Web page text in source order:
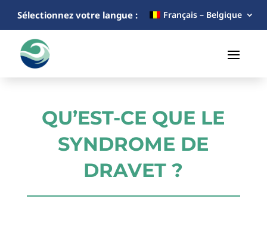
Sélectionnez votre langue : Français – Belgique
QU’EST-CE QUE LE
SYNDROME DE
DRAVET ?